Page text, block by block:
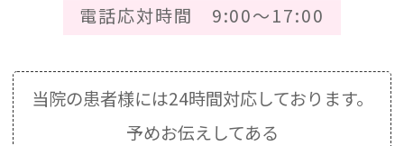
電話応対時間 9:00～17:00
当院の患者様には24時間対応しております。
予めお伝えしてある